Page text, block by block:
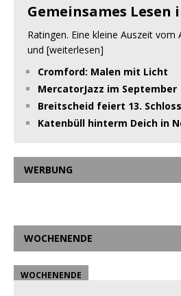
Gemeinsames Lesen
Ratingen. Eine kleine Auszeit vom
und [weiterlesen]
Cromford: Malen mit Licht
MercatorJazz im September
Breitscheid feiert 13.
Katenbüll hinterm Deich in
WERBUNG
WOCHENENDE
WOCHENENDE